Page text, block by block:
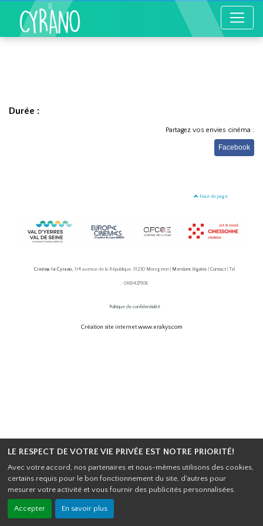
LE RESPECT DE VOTRE VIE PRIVÉE EST NOTRE PRIORITÉ!
Avec votre accord, nos partenaires et nous-mêmes utilisons des cookies,
certains requis pour le bon fonctionnement du site, d'autres pour
mesurer votre activité et vous fournir des publicités personnalisées.
Accepter En savoir plus
Durée :
Partagez vos envies cinéma :
Facebook
Haut de page
Cinéma le Cyrano, 114 avenue de la République, 91230 Montgeron | Mentions légales Contact | Tel
: 0169427906
Politique de confidentialité
Création site internet www.erakys.com